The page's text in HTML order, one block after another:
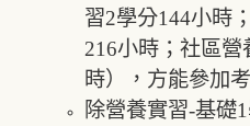
習2學分144小時
216小時；社區
時），方能參加
除營養實習-基礎